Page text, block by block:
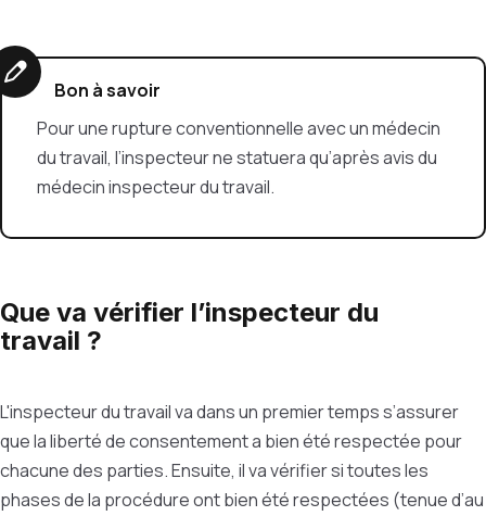
Bon à savoir
Pour une rupture conventionnelle avec un médecin
du travail, l’inspecteur ne statuera qu’après avis du
médecin inspecteur du travail.
Que va vérifier l’inspecteur du
travail ?
L'inspecteur du travail va dans un premier temps s’assurer
que la liberté de consentement a bien été respectée pour
chacune des parties. Ensuite, il va vérifier si toutes les
phases de la procédure ont bien été respectées (tenue d’au